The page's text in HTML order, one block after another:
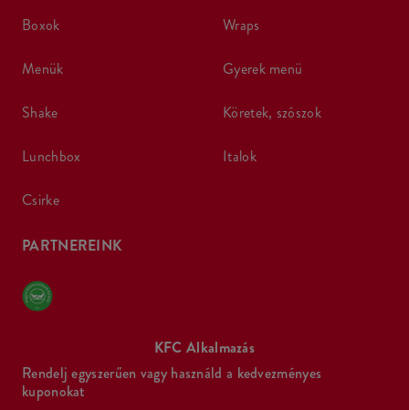
boxok
menük
shake
lunchbox
csirke
wraps
gyerek menü
köretek, szószok
italok
PARTNEREINK
KFC Alkalmazás
Rendelj egyszerűen vagy használd a kedvezményes
kuponokat